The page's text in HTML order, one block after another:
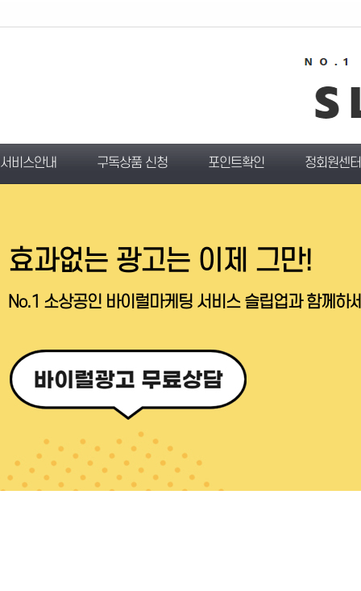
서비스안내 구독상품 신청 포인트확인 정회원센터
효과없는 광고는 이제 그만!
No.1 소상공인 바이럴마케팅 서비스 슬립업과 함께하